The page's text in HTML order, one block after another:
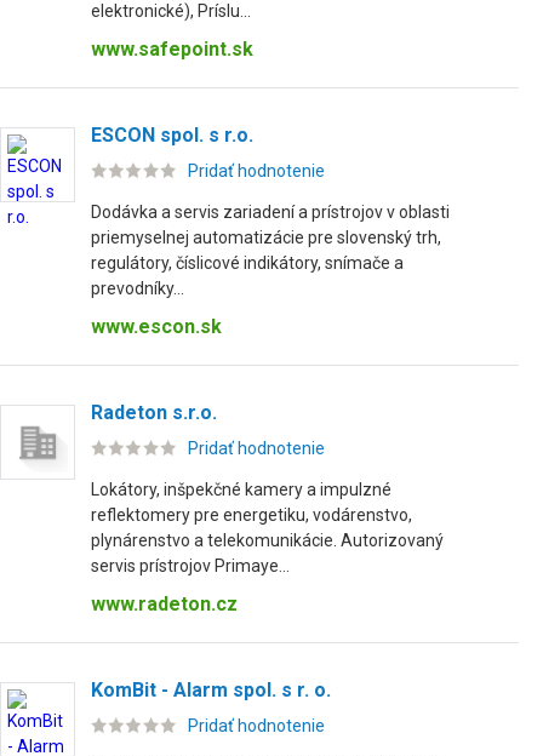
elektronické), Príslu...
www.safepoint.sk
ESCON spol. s r.o.
Pridať hodnotenie
Dodávka a servis zariadení a prístrojov v oblasti
priemyselnej automatizácie pre slovenský trh,
regulátory, číslicové indikátory, snímače a
prevodníky...
www.escon.sk
Radeton s.r.o.
Pridať hodnotenie
Lokátory, inšpekčné kamery a impulzné
reflektomery pre energetiku, vodárenstvo,
plynárenstvo a telekomunikácie. Autorizovaný
servis prístrojov Primaye...
www.radeton.cz
KomBit - Alarm spol. s r. o.
Pridať hodnotenie